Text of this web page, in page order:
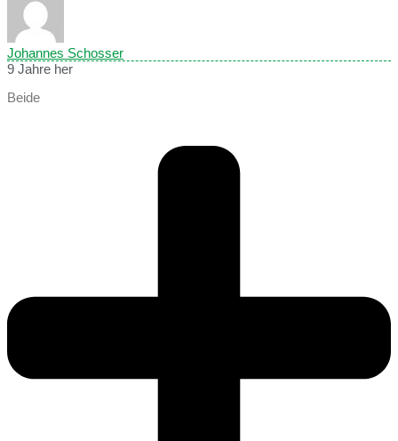
Johannes Schosser
9 Jahre her
Beide